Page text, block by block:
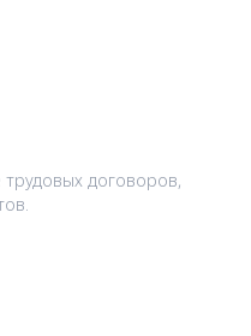
договоров,